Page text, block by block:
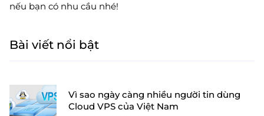
nếu bạn có nhu cầu nhé!
Bài viết nổi bật
Vì sao ngày càng nhiều người tin dùng
Cloud VPS của Việt Nam